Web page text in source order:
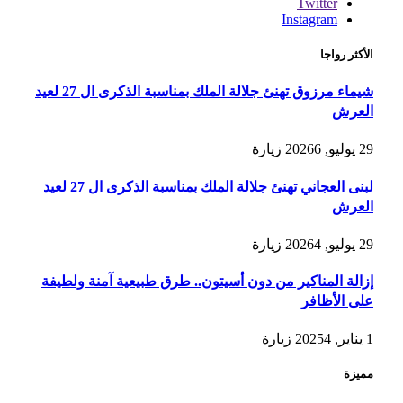
Instagram
الأكثر رواجا
شيماء مرزوق تهنئ جلالة الملك بمناسبة الذكرى ال 27 لعيد
العرش
29 يوليو, 2026 6 زيارة
لبنى العجاني تهنئ جلالة الملك بمناسبة الذكرى ال 27 لعيد
العرش
29 يوليو, 2026 4 زيارة
إزالة المناكير من دون أسيتون.. طرق طبيعية آمنة ولطيفة
على الأظافر
1 يناير, 2025 4 زيارة
مميزة